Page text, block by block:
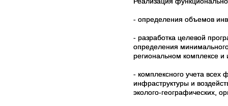
- определения объемов
- разработка целевой
определения
региональном комплексе
- комплексного учета всех
инфраструктуры и
эколого-географических,